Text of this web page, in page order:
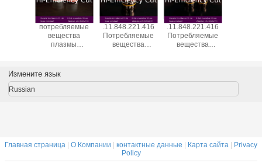
для
потребляемые
вещества
плазмы
.11.848.421.145C
G121C для
.11.848.221.416
Потребляемые
вещества
Kjellberg
.11.848.221.416
Потребляемые
вещества
Kjellberg
Измените язык
Russian
Главная страница | О Компании | контактные данные | Карта сайта | Privacy
Policy